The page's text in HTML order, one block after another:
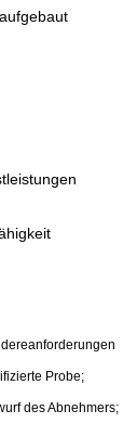
Probe;
des Abnehmers;